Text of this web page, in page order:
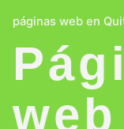
páginas web en